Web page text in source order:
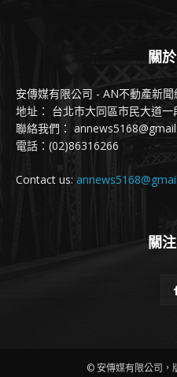
關
安傳媒有限公司 - AN不動產新聞
地址： 台北市大同區市民大道
聯絡我們：
電話：(02)86316266
Contact us:
關
© 安傳媒有限公司，